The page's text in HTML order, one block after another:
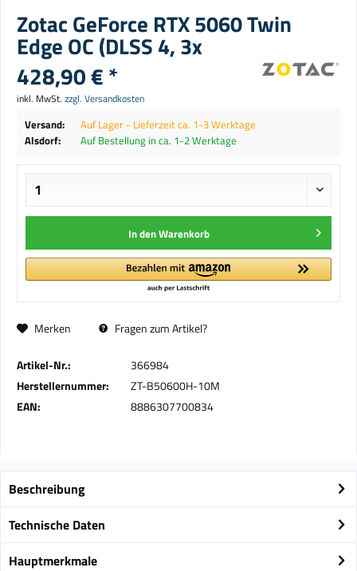
Zotac GeForce RTX 5060 Twin
Edge OC (DLSS 4, 3x
428,90 € *
inkl. MwSt. zzgl. Versandkosten
Versand:
Auf Lager - Lieferzeit ca. 1-3 Werktage
Alsdorf:
Auf Bestellung in ca. 1-2 Werktage
In denWarenkorb
Merken Fragen zum Artikel?
Artikel-Nr.:
366984
Herstellernummer:
ZT-B50600H-10M
EAN:
8886307700834
Beschreibung
Technische Daten
Hauptmerkmale